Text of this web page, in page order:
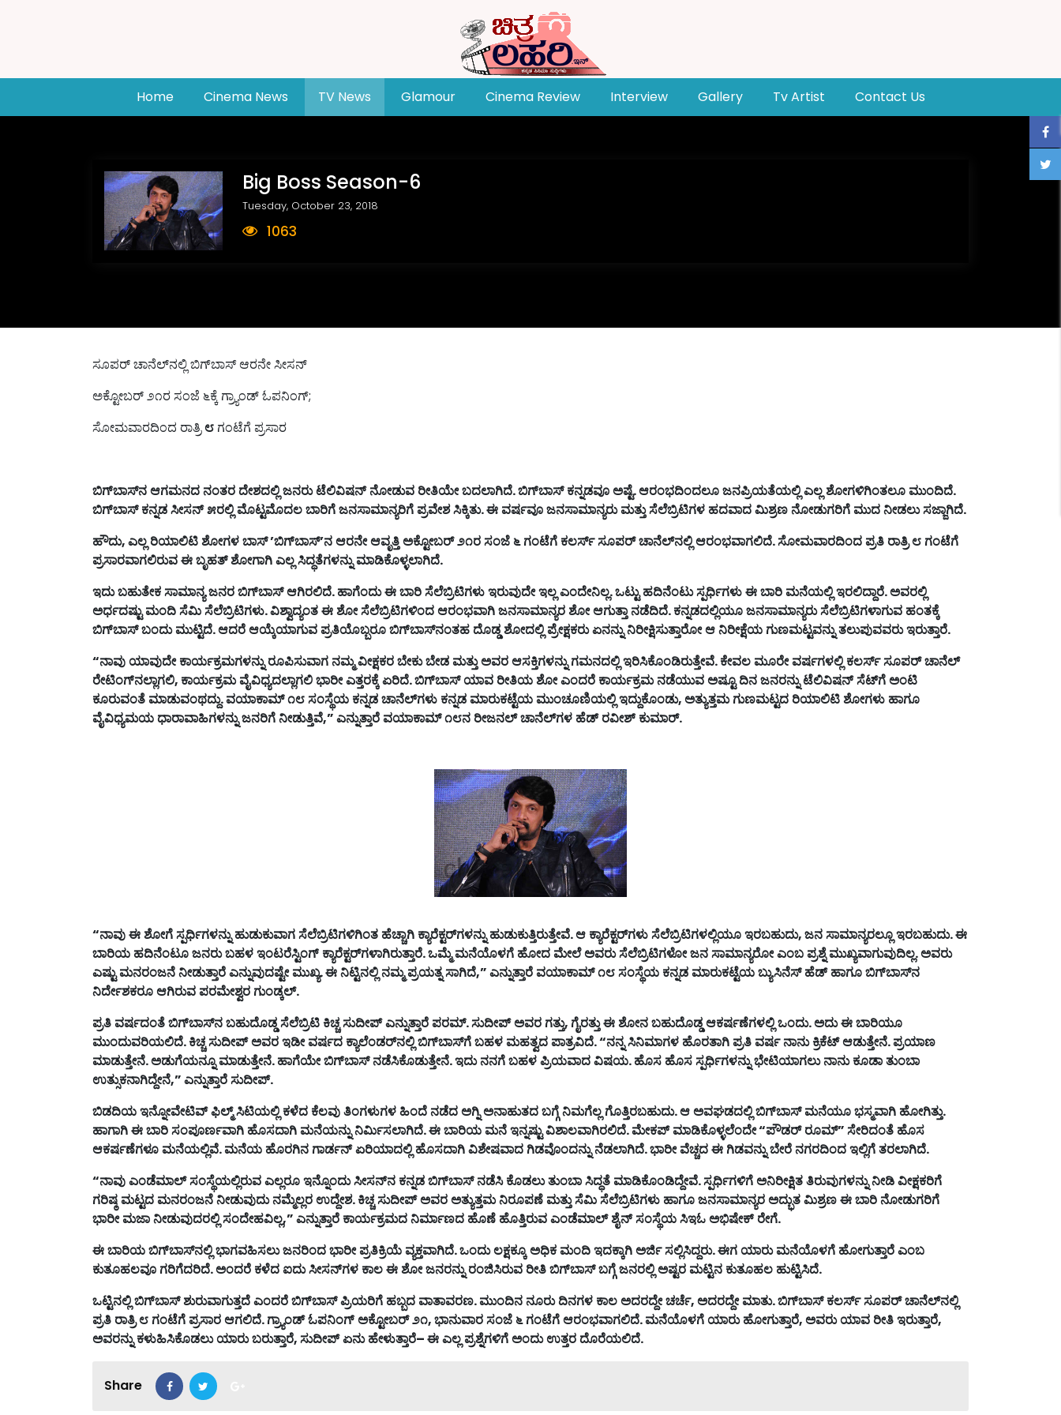
Home(current)Cinema News TV News Glamour Cinema Review Interview Gallery Tv Artist Contact Us
Big Boss Season-6
Tuesday, October 23, 2018
1063
ಸೂಪರ್ ಚಾನೆಲ್‌ನಲ್ಲಿ ಬಿಗ್‌ಬಾಸ್ ಆರನೇ ಸೀಸನ್
ಅಕ್ಟೋಬರ್ ೨೧ರ ಸಂಜೆ ೬ಕ್ಕೆ ಗ್ರ್ಯಾಂಡ್ ಓಪನಿಂಗ್;
ಸೋಮವಾರದಿಂದ ರಾತ್ರಿ೮ ಗಂಟೆಗೆ ಪ್ರಸಾರ
ಬಿಗ್ಬಾಸ್ನಆಗಮನದನಂತರದೇಶದಲ್ಲಿಜನರುಟೆಲಿವಿಷನ್ನೋಡುವ ರೀತಿಯೇಬದಲಾಗಿದೆ.ಬಿಗ್ಬಾಸ್ ಕನ್ನಡವೂಅಷ್ಟೆ.ಆರಂಭದಿಂದಲೂಜನಪ್ರಿಯತೆಯಲ್ಲಿಎಲ್ಲಶೋಗಳಿಗಿಂತಲೂ ಮುಂದಿದೆ.
ಬಿಗ್ಬಾಸ್ ಕನ್ನಡಸೀಸನ್೫ರಲ್ಲಿ ಮೊಟ್ಟಮೊದಲಬಾರಿಗೆಜನಸಾಮಾನ್ಯರಿಗೆ ಪ್ರವೇಶಸಿಕ್ಕಿತು.ಈ ವರ್ಷವೂಜನಸಾಮಾನ್ಯರು ಮತ್ತುಸೆಲೆಬ್ರಿಟಿಗಳ ಹದವಾದಮಿಶ್ರಣನೋಡುಗರಿಗೆ ಮುದನೀಡಲುಸಜ್ಜಾಗಿದೆ.
ಹೌದು,ಎಲ್ಲ ರಿಯಾಲಿಟಿಶೋಗಳಬಾಸ್’ಬಿಗ್ಬಾಸ್’ನಆರನೇಆವೃತ್ತಿಅಕ್ಟೋಬರ್೨೧ರಸಂಜೆ ೬ ಗಂಟೆಗೆ ಕಲರ್ಸ್ಸೂಪರ್ಚಾನೆಲ್ನಲ್ಲಿಆರಂಭವಾಗಲಿದೆ.ಸೋಮವಾರದಿಂದ ಪ್ರತಿರಾತ್ರಿ೮ ಗಂಟೆಗೆ
ಪ್ರಸಾರವಾಗಲಿರುವಈಬೃಹತ್ಶೋಗಾಗಿಎಲ್ಲಸಿದ್ಧತೆಗಳನ್ನು ಮಾಡಿಕೊಳ್ಳಲಾಗಿದೆ.
ಇದುಬಹುತೇಕಸಾಮಾನ್ಯಜನರಬಿಗ್ಬಾಸ್ಆಗಿರಲಿದೆ.ಹಾಗೆಂದುಈಬಾರಿಸೆಲೆಬ್ರಿಟಿಗಳುಇರುವುದೇಇಲ್ಲಎಂದೇನಿಲ್ಲ.ಒಟ್ಟು ಹದಿನೆಂಟುಸ್ಪರ್ಧಿಗಳುಈಬಾರಿ ಮನೆಯಲ್ಲಿಇರಲಿದ್ದಾರೆ.ಅವರಲ್ಲಿ
ಅರ್ಧದಷ್ಟು ಮಂದಿಸೆಮಿಸೆಲೆಬ್ರಿಟಿಗಳು.ವಿಶ್ವಾದ್ಯಂತಈಶೋಸೆಲೆಬ್ರಿಟಿಗಳಿಂದಆರಂಭವಾಗಿಜನಸಾಮಾನ್ಯರಶೋಆಗುತ್ತಾನಡೆದಿದೆ.ಕನ್ನಡದಲ್ಲಿಯೂಜನಸಾಮಾನ್ಯರುಸೆಲೆಬ್ರಿಟಿಗಳಾಗುವ ಹಂತಕ್ಕೆ
ಬಿಗ್ಬಾಸ್ಬಂದು ಮುಟ್ಟಿದೆ.ಆದರೆಆಯ್ಕೆಯಾಗುವ ಪ್ರತಿಯೊಬ್ಬರೂಬಿಗ್ಬಾಸ್ನಂತಹದೊಡ್ಡಶೋದಲ್ಲಿ ಪ್ರೇಕ್ಷಕರುಏನನ್ನುನಿರೀಕ್ಷಿಸುತ್ತಾರೋಆನಿರೀಕ್ಷೆಯ ಗುಣಮಟ್ಟವನ್ನುತಲುಪುವವರುಇರುತ್ತಾರೆ.
“ನಾವು ಯಾವುದೇ ಕಾರ್ಯಕ್ರಮಗಳನ್ನುರೂಪಿಸುವಾಗನಮ್ಮವೀಕ್ಷಕರಬೇಕುಬೇಡ ಮತ್ತುಅವರಆಸಕ್ತಿಗಳನ್ನು ಗಮನದಲ್ಲಿಇರಿಸಿಕೊಂಡಿರುತ್ತೇವೆ.ಕೇವಲ ಮೂರೇ ವರ್ಷಗಳಲ್ಲಿ ಕಲರ್ಸ್ಸೂಪರ್ಚಾನೆಲ್
ರೇಟಿಂಗ್ನಲ್ಲಾಗಲಿ, ಕಾರ್ಯಕ್ರಮ ವೈವಿಧ್ಯದಲ್ಲಾಗಲಿಭಾರೀಎತ್ತರಕ್ಕೆಏರಿದೆ.ಬಿಗ್ಬಾಸ್ ಯಾವ ರೀತಿಯಶೋಎಂದರೆ ಕಾರ್ಯಕ್ರಮನಡೆಯುವಅಷ್ಟೂದಿನಜನರನ್ನುಟೆಲಿವಿಷನ್ಸೆಟ್ಗೆಅಂಟಿ
ಕೂರುವಂತೆ ಮಾಡುವಂಥದ್ದು.ವಯಾಕಾಮ್೧೮ಸಂಸ್ಥೆಯ ಕನ್ನಡಚಾನೆಲ್ಗಳು ಕನ್ನಡ ಮಾರುಕಟ್ಟೆಯ ಮುಂಚೂಣಿಯಲ್ಲಿಇದ್ದುಕೊಂಡು,ಅತ್ಯುತ್ತಮ ಗುಣಮಟ್ಟದ ರಿಯಾಲಿಟಿಶೋಗಳು ಹಾಗೂ
ವೈವಿಧ್ಯಮಯಧಾರಾವಾಹಿಗಳನ್ನುಜನರಿಗೆನೀಡುತ್ತಿವೆ,”ಎನ್ನುತ್ತಾರೆ ವಯಾಕಾಮ್೧೮ನ ರೀಜನಲ್ಚಾನೆಲ್ಗಳ ಹೆಡ್ರವೀಶ್ ಕುಮಾರ್.
“ನಾವುಈಶೋಗೆಸ್ಪರ್ಧಿಗಳನ್ನು ಹುಡುಕುವಾಗಸೆಲೆಬ್ರಿಟಿಗಳಿಗಿಂತ ಹೆಚ್ಚಾಗಿ ಕ್ಯಾರೆಕ್ಟರ್ಗಳನ್ನು ಹುಡುಕುತ್ತಿರುತ್ತೇವೆ.ಆ ಕ್ಯಾರೆಕ್ಟರ್ಗಳುಸೆಲೆಬ್ರಿಟಿಗಳಲ್ಲಿಯೂಇರಬಹುದು,ಜನಸಾಮಾನ್ಯರಲ್ಲೂಇರಬಹುದು.ಈ
ಬಾರಿಯ ಹದಿನೆಂಟೂಜನರುಬಹಳಇಂಟರೆಸ್ಟಿಂಗ್ ಕ್ಯಾರೆಕ್ಟರ್ಗಳಾಗಿರುತ್ತಾರೆ.ಒಮ್ಮೆ ಮನೆಯೊಳಗೆ ಹೋದ ಮೇಲೆಅವರುಸೆಲೆಬ್ರಿಟಿಗಳೋಜನಸಾಮಾನ್ಯರೋಎಂಬ ಪ್ರಶ್ನೆ ಮುಖ್ಯವಾಗುವುದಿಲ್ಲ.ಅವರು
ಎಷ್ಟು ಮನರಂಜನೆನೀಡುತ್ತಾರೆಎನ್ನುವುದಷ್ಟೇ ಮುಖ್ಯ.ಈನಿಟ್ಟಿನಲ್ಲಿನಮ್ಮ ಪ್ರಯತ್ನಸಾಗಿದೆ,”ಎನ್ನುತ್ತಾರೆ ವಯಾಕಾಮ್೧೮ಸಂಸ್ಥೆಯ ಕನ್ನಡ ಮಾರುಕಟ್ಟೆಯಬ್ಯುಸಿನೆಸ್ ಹೆಡ್ ಹಾಗೂಬಿಗ್ಬಾಸ್ನ
ನಿರ್ದೇಶಕರೂಆಗಿರುವ ಪರಮೇಶ್ವರ ಗುಂಡ್ಕಲ್.
ಪ್ರತಿ ವರ್ಷದಂತೆಬಿಗ್ಬಾಸ್ನಬಹುದೊಡ್ಡಸೆಲೆಬ್ರಿಟಿ ಕಿಚ್ಚಸುದೀಪ್ಎನ್ನುತ್ತಾರೆ ಪರಮ್.ಸುದೀಪ್ಅವರ ಗತ್ತು, ಗೈರತ್ತುಈಶೋನಬಹುದೊಡ್ಡಆಕರ್ಷಣೆಗಳಲ್ಲಿಒಂದು.ಅದುಈಬಾರಿಯೂ
ಮುಂದುವರಿಯಲಿದೆ.ಕಿಚ್ಚಸುದೀಪ್ಅವರಇಡೀ ವರ್ಷದ ಕ್ಯಾಲೆಂಡರ್ನಲ್ಲಿಬಿಗ್ಬಾಸ್ಗೆಬಹಳ ಮಹತ್ವದ ಪಾತ್ರವಿದೆ. “ನನ್ನಸಿನಿಮಾಗಳ ಹೊರತಾಗಿ ಪ್ರತಿ ವರ್ಷನಾನು ಕ್ರಿಕೆಟ್ಆಡುತ್ತೇನೆ.ಪ್ರಯಾಣ
ಮಾಡುತ್ತೇನೆ.ಅಡುಗೆಯನ್ನೂ ಮಾಡುತ್ತೇನೆ.ಹಾಗೆಯೇಬಿಗ್ಬಾಸ್ನಡೆಸಿಕೊಡುತ್ತೇನೆ.ಇದುನನಗೆಬಹಳಪ್ರಿಯವಾದವಿಷಯ.ಹೊಸ ಹೊಸಸ್ಪರ್ಧಿಗಳನ್ನುಭೇಟಿಯಾಗಲುನಾನು ಕೂಡಾತುಂಬಾ
ಉತ್ಸುಕನಾಗಿದ್ದೇನೆ,”ಎನ್ನುತ್ತಾರೆಸುದೀಪ್.
ಬಿಡದಿಯಇನ್ನೋವೇಟಿವ್ಫಿಲ್ಮ್ಸಿಟಿಯಲ್ಲಿ ಕಳೆದ ಕೆಲವುತಿಂಗಳುಗಳಹಿಂದೆನಡೆದಅಗ್ನಿಅನಾಹುತದಬಗ್ಗೆನಿಮಗೆಲ್ಲ ಗೊತ್ತಿರಬಹುದು.ಆಅವಘಡದಲ್ಲಿಬಿಗ್ಬಾಸ್ ಮನೆಯೂಭಸ್ಮವಾಗಿ ಹೋಗಿತ್ತು.
ಹಾಗಾಗಿಈಬಾರಿಸಂಪೂರ್ಣವಾಗಿ ಹೊಸದಾಗಿ ಮನೆಯನ್ನುನಿರ್ಮಿಸಲಾಗಿದೆ.ಈಬಾರಿಯ ಮನೆಇನ್ನಷ್ಟುವಿಶಾಲವಾಗಿರಲಿದೆ.ಮೇಕಪ್ ಮಾಡಿಕೊಳ್ಳಲೆಂದೇ“ಪೌಡರ್ರೂಮ್”ಸೇರಿದಂತೆ ಹೊಸ
ಆಕರ್ಷಣೆಗಳೂ ಮನೆಯಲ್ಲಿವೆ.ಮನೆಯ ಹೊರಗಿನ ಗಾರ್ಡನ್ಏರಿಯಾದಲ್ಲಿ ಹೊಸದಾಗಿವಿಶೇಷವಾದ ಗಿಡವೊಂದನ್ನುನೆಡಲಾಗಿದೆ.ಭಾರೀ ವೆಚ್ಚದಈ ಗಿಡವನ್ನುಬೇರೆನಗರದಿಂದಇಲ್ಲಿಗೆತರಲಾಗಿದೆ.
“ನಾವುಎಂಡೆಮಾಲ್ಸಂಸ್ಥೆಯಲ್ಲಿರುವಎಲ್ಲರೂಇನ್ನೊಂದುಸೀಸನ್ನ ಕನ್ನಡಬಿಗ್ಬಾಸ್ನಡೆಸಿ ಕೊಡಲುತುಂಬಾಸಿದ್ಧತೆ ಮಾಡಿಕೊಂಡಿದ್ದೇವೆ.ಸ್ಪರ್ಧಿಗಳಿಗೆಅನಿರೀಕ್ಷಿತತಿರುವುಗಳನ್ನುನೀಡಿವೀಕ್ಷಕರಿಗೆ
ಗರಿಷ್ಠ ಮಟ್ಟದ ಮನರಂಜನೆನೀಡುವುದುನಮ್ಮೆಲ್ಲರ ಉದ್ದೇಶ.ಕಿಚ್ಚಸುದೀಪ್ಅವರಅತ್ಯುತ್ತಮನಿರೂಪಣೆ ಮತ್ತುಸೆಮಿಸೆಲೆಬ್ರಿಟಿಗಳು ಹಾಗೂಜನಸಾಮಾನ್ಯರಅದ್ಭುತಮಿಶ್ರಣಈಬಾರಿನೋಡುಗರಿಗೆ
ಭಾರೀ ಮಜಾನೀಡುವುದರಲ್ಲಿಸಂದೇಹವಿಲ್ಲ,”ಎನ್ನುತ್ತಾರೆ ಕಾರ್ಯಕ್ರಮದನಿರ್ಮಾಣದ ಹೊಣೆ ಹೊತ್ತಿರುವಎಂಡೆಮಾಲ್ಶೈನ್ಸಂಸ್ಥೆಯಸಿಇಓಅಭಿಷೇಕ್ರೇಗೆ.
ಈಬಾರಿಯಬಿಗ್ಬಾಸ್ನಲ್ಲಿಭಾಗವಹಿಸಲುಜನರಿಂದಭಾರೀ ಪ್ರತಿಕ್ರಿಯೆ ವ್ಯಕ್ತವಾಗಿದೆ.ಒಂದುಲಕ್ಷಕ್ಕೂಅಧಿಕ ಮಂದಿಇದಕ್ಕಾಗಿಅರ್ಜಿಸಲ್ಲಿಸಿದ್ದರು.ಈಗ ಯಾರು ಮನೆಯೊಳಗೆ ಹೋಗುತ್ತಾರೆಎಂಬ
ಕುತೂಹಲವೂ ಗರಿಗೆದರಿದೆ.ಅಂದರೆ ಕಳೆದ ಐದುಸೀಸನ್ಗಳ ಕಾಲಈಶೋಜನರನ್ನುರಂಜಿಸಿರುವ ರೀತಿಬಿಗ್ಬಾಸ್ಬಗ್ಗೆಜನರಲ್ಲಿಅಷ್ಟರ ಮಟ್ಟಿನ ಕುತೂಹಲ ಹುಟ್ಟಿಸಿದೆ.
ಒಟ್ಟಿನಲ್ಲಿಬಿಗ್ಬಾಸ್ಶುರುವಾಗುತ್ತದೆಎಂದರೆಬಿಗ್ಬಾಸ್ಪ್ರಿಯರಿಗೆ ಹಬ್ಬದ ವಾತಾವರಣ.ಮುಂದಿನನೂರುದಿನಗಳ ಕಾಲಅದರದ್ದೇಚರ್ಚೆ,ಅದರದ್ದೇ ಮಾತು.ಬಿಗ್ಬಾಸ್ ಕಲರ್ಸ್ಸೂಪರ್ಚಾನೆಲ್ನಲ್ಲಿ
ಪ್ರತಿರಾತ್ರಿ೮ ಗಂಟೆಗೆ ಪ್ರಸಾರಆಗಲಿದೆ.ಗ್ರ್ಯಾಂಡ್ಓಪನಿಂಗ್ಅಕ್ಟೋಬರ್೨೧,ಭಾನುವಾರಸಂಜೆ ೬ ಗಂಟೆಗೆಆರಂಭವಾಗಲಿದೆ.ಮನೆಯೊಳಗೆ ಯಾರು ಹೋಗುತ್ತಾರೆ,ಅವರು ಯಾವ ರೀತಿಇರುತ್ತಾರೆ,
ಅವರನ್ನು ಕಳುಹಿಸಿಕೊಡಲು ಯಾರುಬರುತ್ತಾರೆ,ಸುದೀಪ್ಏನು ಹೇಳುತ್ತಾರೆ–ಈಎಲ್ಲ ಪ್ರಶ್ನೆಗಳಿಗೆಅಂದು ಉತ್ತರದೊರೆಯಲಿದೆ.
Share